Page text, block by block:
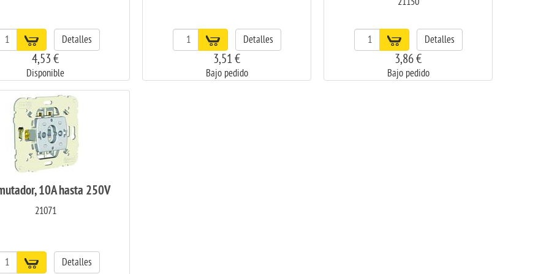
Detalles
4,53 €
Disponible
Detalles
3,51 €
Bajo pedido
Detalles
3,86 €
Bajo pedido
10A hasta 250V
21071
Detalles